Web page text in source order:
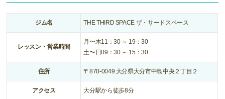
ジム名 THE THIRD SPACE ザ・サードスペース
レッスン・営業時間
月〜木11：30 ～ 19：30
土〜日09：30 ～ 15：30
住所 〒870-0049 大分県大分市中島中央２丁目２
アクセス 大分駅から徒歩8分